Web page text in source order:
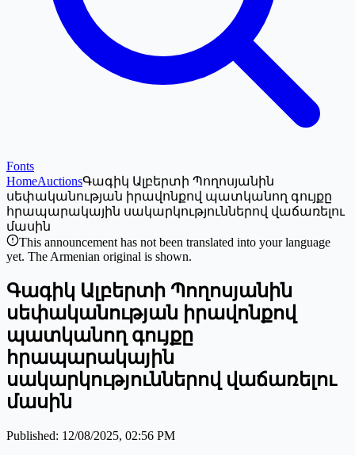
Fonts
HomeAuctionsԳագիկ Ալբերտի Պողոսյանին
սեփականության իրավոնքով պատկանող գույքը
հրապարակային սակարկություններով վաճառելու
մասին
This announcement has not been translated into your language
yet. The Armenian original is shown.
Գագիկ Ալբերտի Պողոսյանին
սեփականության իրավոնքով
պատկանող գույքը
հրապարակային
սակարկություններով վաճառելու
մասին
Published: 12/08/2025, 02:56 PM